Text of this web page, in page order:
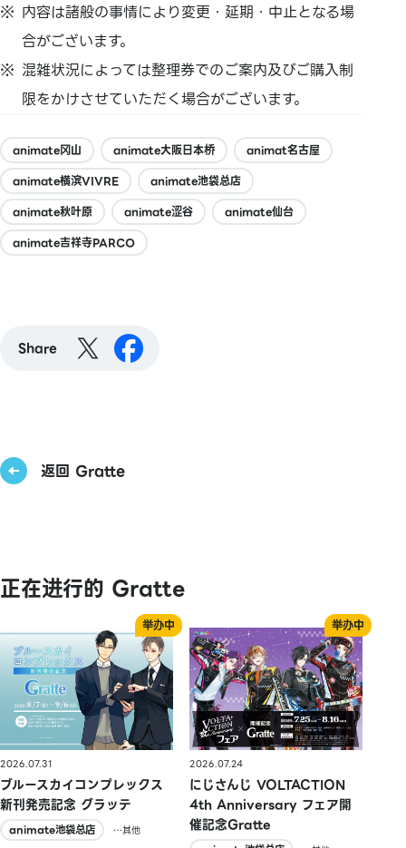
内容は諸般の事情により変更・延期・中止となる場
合がございます。
混雑状況によっては整理券でのご案内及びご購入制
限をかけさせていただく場合がございます。
animate冈山 animate大阪日本桥
animat名古屋
animate横滨VIVRE
animate池袋总店
animate秋叶原
animate涩谷
animate仙台
animate吉祥寺PARCO
Share
返回 Gratte
正在进行的 Gratte
2026.07.31
ブルースカイコンプレックス
新刊発売記念 グラッテ
animate池袋总店
…其他
2026.07.24
にじさんじ VOLTACTION
4th Anniversary フェア開
催記念Gratte